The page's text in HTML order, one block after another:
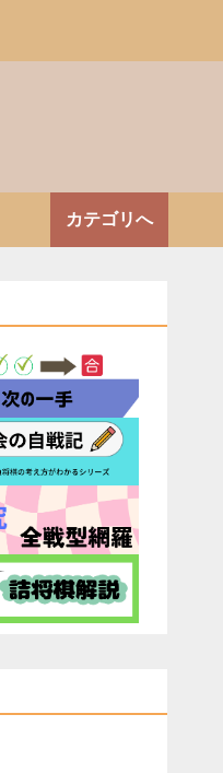
カテゴリへ